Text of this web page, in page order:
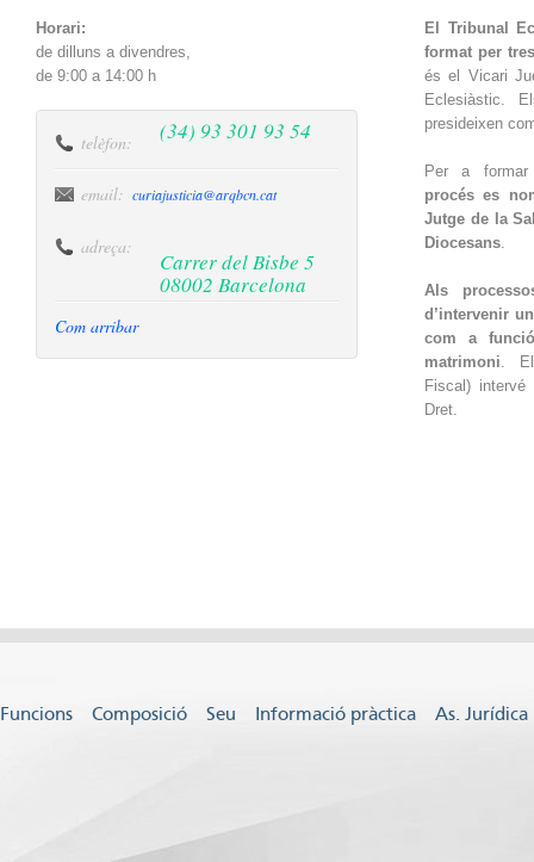
Horari:
de dilluns a divendres,
de 9:00 a 14:00 h
telèfon: (34) 93 301 93 54
email: curiajusticia@arqbcn.cat
adreça:
Carrer del Bisbe 5
08002 Barcelona
Com arribar
El Tribunal
format per
és el Vicari
Eclesiàstic.
presideixen
Per a
procés es
Jutge de la
Diocesans.
Als
d’intervenir
com a
matrimoni. El
Fiscal)
Dret.
Funcions Composició Seu Informació pràctica As. Jurídica